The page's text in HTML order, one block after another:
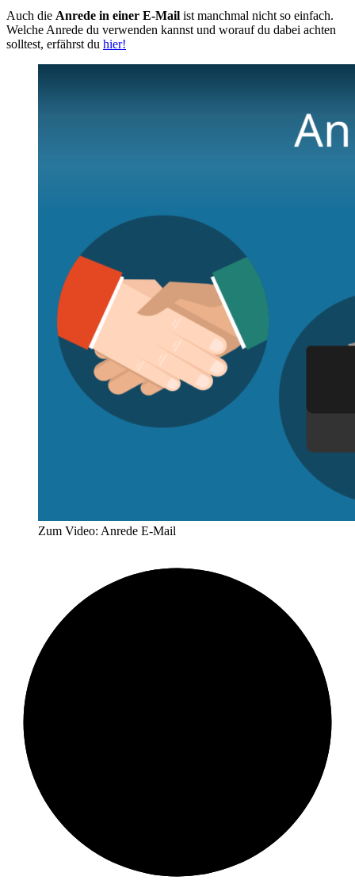
Auch die Anrede in einer E-Mail ist manchmal nicht so einfach.
Welche Anrede du verwenden kannst und worauf du dabei achten
solltest, erfährst du hier!
Zum Video: Anrede E-Mail